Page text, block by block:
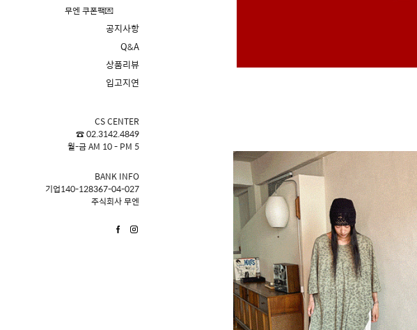
무엔 쿠폰팩💌
공지사항
Q&A
상품리뷰
입고지연
CS CENTER
☎ 02.3142.4849
월-금 AM 10 - PM 5
BANK INFO
기업140-128367-04-027
주식회사 무엔